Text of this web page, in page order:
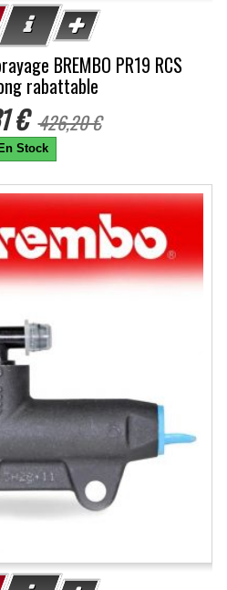
BREMBO PR19 RCS
rabattable
€ 426,20 €
En Stock